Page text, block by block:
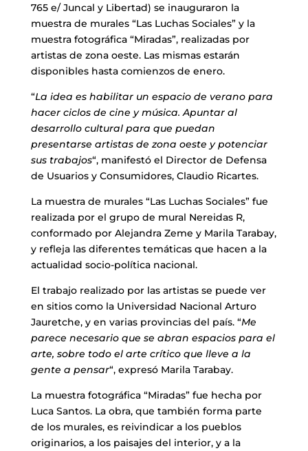
765 e/ Juncal y Libertad) se inauguraron la
muestra de murales “Las Luchas Sociales” y la
muestra fotográfica “Miradas”, realizadas por
artistas de zona oeste. Las mismas estarán
disponibles hasta comienzos de enero.
“La idea es habilitar un espacio de verano para
hacer ciclos de cine y música. Apuntar al
desarrollo cultural para que puedan
presentarse artistas de zona oeste y potenciar
sus trabajos“, manifestó el Director de Defensa
de Usuarios y Consumidores, Claudio Ricartes.
La muestra de murales “Las Luchas Sociales” fue
realizada por el grupo de mural Nereidas R,
conformado por Alejandra Zeme y Marila Tarabay,
y refleja las diferentes temáticas que hacen a la
actualidad socio-política nacional.
El trabajo realizado por las artistas se puede ver
en sitios como la Universidad Nacional Arturo
Jauretche, y en varias provincias del país. “Me
parece necesario que se abran espacios para el
arte, sobre todo el arte crítico que lleve a la
gente a pensar“, expresó Marila Tarabay.
La muestra fotográfica “Miradas” fue hecha por
Luca Santos. La obra, que también forma parte
de los murales, es reivindicar a los pueblos
originarios, a los paisajes del interior, y a la